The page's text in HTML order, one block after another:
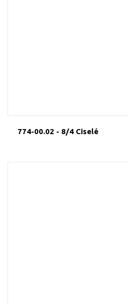
774-00.02 - 8/4 Ciselé